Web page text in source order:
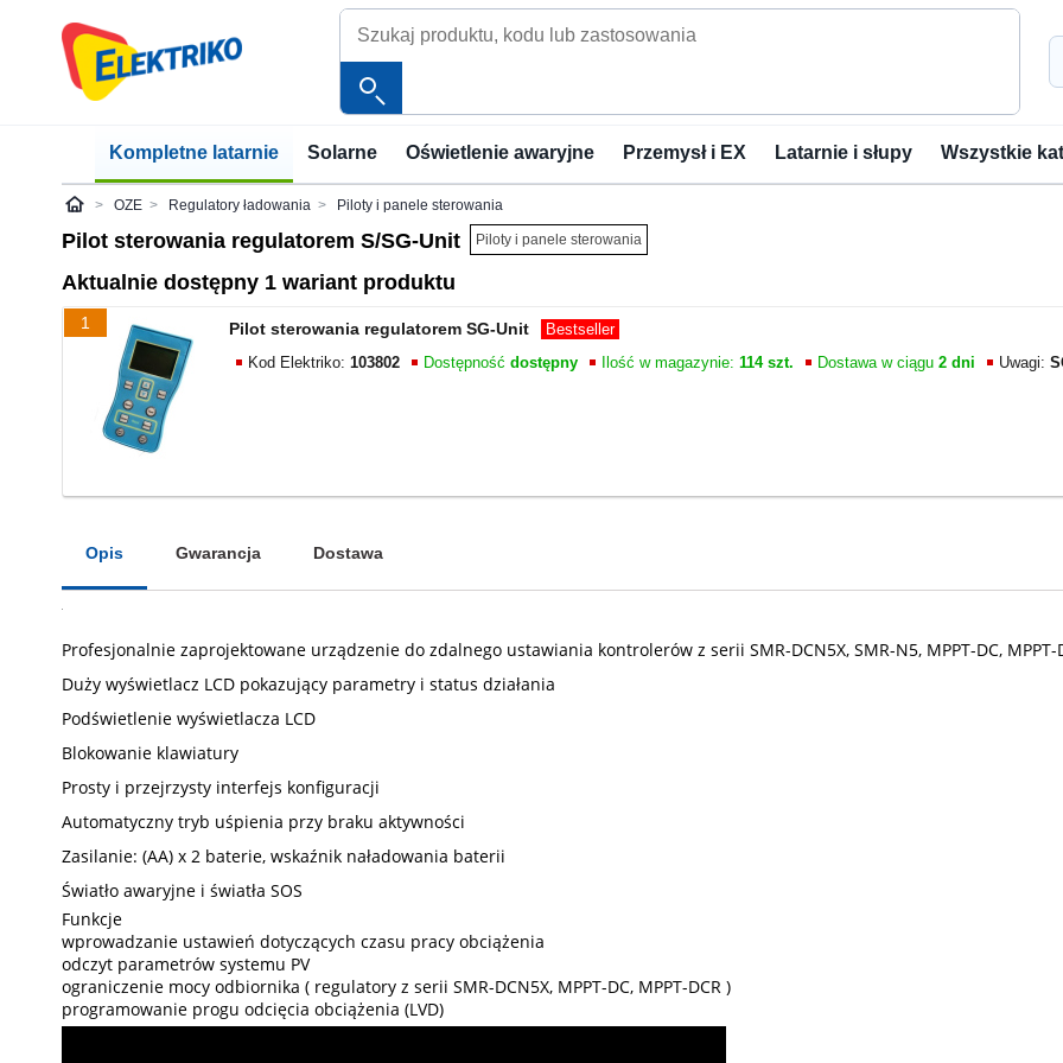
Kompletne latarnie Solarne Oświetlenie awaryjne Przemysł i EX Latarnie i słupy Wszystkie
ElektrikoOZE Regulatory ładowania Piloty i panele sterowania
Pilot sterowania regulatorem S/SG-Unit Piloty i panele sterowania
Aktualnie dostępny 1 wariant produktu
1 Pilot sterowania regulatorem SG-Unit
Bestseller
Kod Elektriko: 103802 Dostępność dostępny Ilość w magazynie: 114 szt. Dostawa w ciągu 2 dni Uwagi:
Opis Gwarancja Dostawa
Profesjonalnie zaprojektowane urządzenie do zdalnego ustawiania kontrolerów z serii SMR-DCN5X, SMR-N5, MPPT-DC, MPPT-
Duży wyświetlacz LCD pokazujący parametry i status działania
Podświetlenie wyświetlacza LCD
Blokowanie klawiatury
Prosty i przejrzysty interfejs konfiguracji
Automatyczny tryb uśpienia przy braku aktywności
Zasilanie: (AA) x 2 baterie, wskaźnik naładowania baterii
Światło awaryjne i światła SOS
Funkcje
wprowadzanie ustawień dotyczących czasu pracy obciążenia
odczyt parametrów systemu PV
ograniczenie mocy odbiornika ( regulatory z serii SMR-DCN5X, MPPT-DC, MPPT-DCR )
programowanie progu odcięcia obciążenia (LVD)